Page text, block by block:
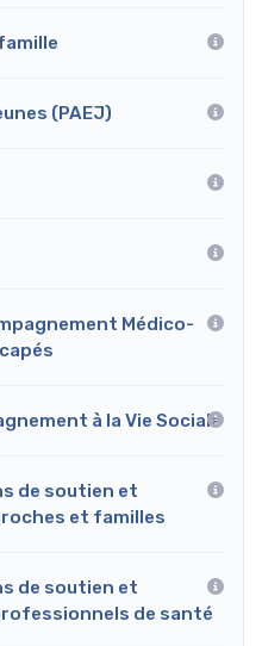
(PAEJ)
Médico-
à la Vie Sociale
de soutien et
et familles
de soutien et
de santé